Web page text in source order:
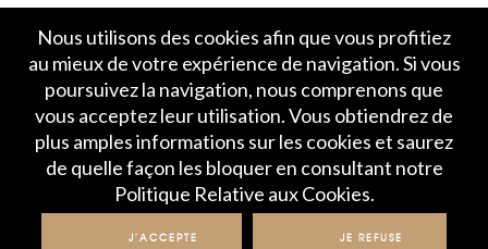
Accueil
Politique de Confidentialité
Crédits et mentions légales
Contact
© IME 2017-2020
Nous utilisons des cookies afin que vous profitiez
au mieux de votre expérience de navigation. Si vous
poursuivez la navigation, nous comprenons que
vous acceptez leur utilisation. Vous obtiendrez de
plus amples informations sur les cookies et saurez
de quelle façon les bloquer en consultant notre
Politique Relative aux Cookies.
J'ACCEPTE JE REFUSE